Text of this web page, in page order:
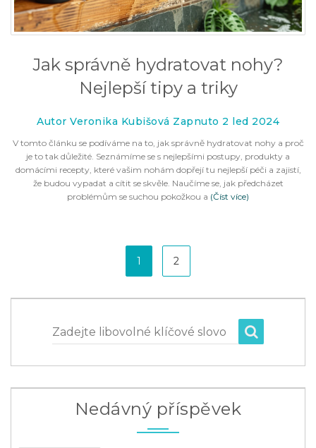
Jak správně hydratovat nohy?
Nejlepší tipy a triky
Autor Veronika Kubišová Zapnuto 2 led 2024
V tomto článku se podíváme na to, jak správně hydratovat nohy a proč
je to tak důležité. Seznámíme se s nejlepšími postupy, produkty a
domácími recepty, které vašim nohám dopřejí tu nejlepší péči a zajistí,
že budou vypadat a cítit se skvěle. Naučíme se, jak předcházet
problémům se suchou pokožkou a (Číst více)
1 2
Zadejte libovolné klíčové slovo
Nedávný příspěvek